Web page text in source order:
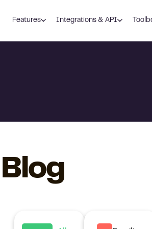
Features Integrations & API
Blog